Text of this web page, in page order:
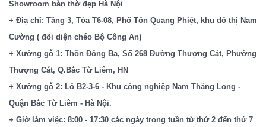
Showroom bàn thờ đẹp Hà Nội
+ Điạ chỉ: Tầng 3, Tòa T6-08, Phố Tôn Quang Phiệt, khu đô thị Nam
Cường ( đối diện chéo Bộ Công An)
+ Xưởng gỗ 1: Thôn Đông Ba, Số 268 Đường Thượng Cát, Phường
Thượng Cát, Q.Bắc Từ Liêm, HN
+ Xưởng gỗ 2: Lô B2-3-6 - Khu công nghiệp Nam Thăng Long -
Quận Bắc Từ Liêm - Hà Nội.
+ Giờ làm việc: 8:00 - 17:30 các ngày trong tuần từ thứ 2 đến thứ 7